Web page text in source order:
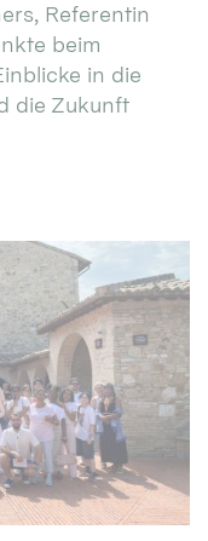
Referentin
beim
in die
die Zukunft